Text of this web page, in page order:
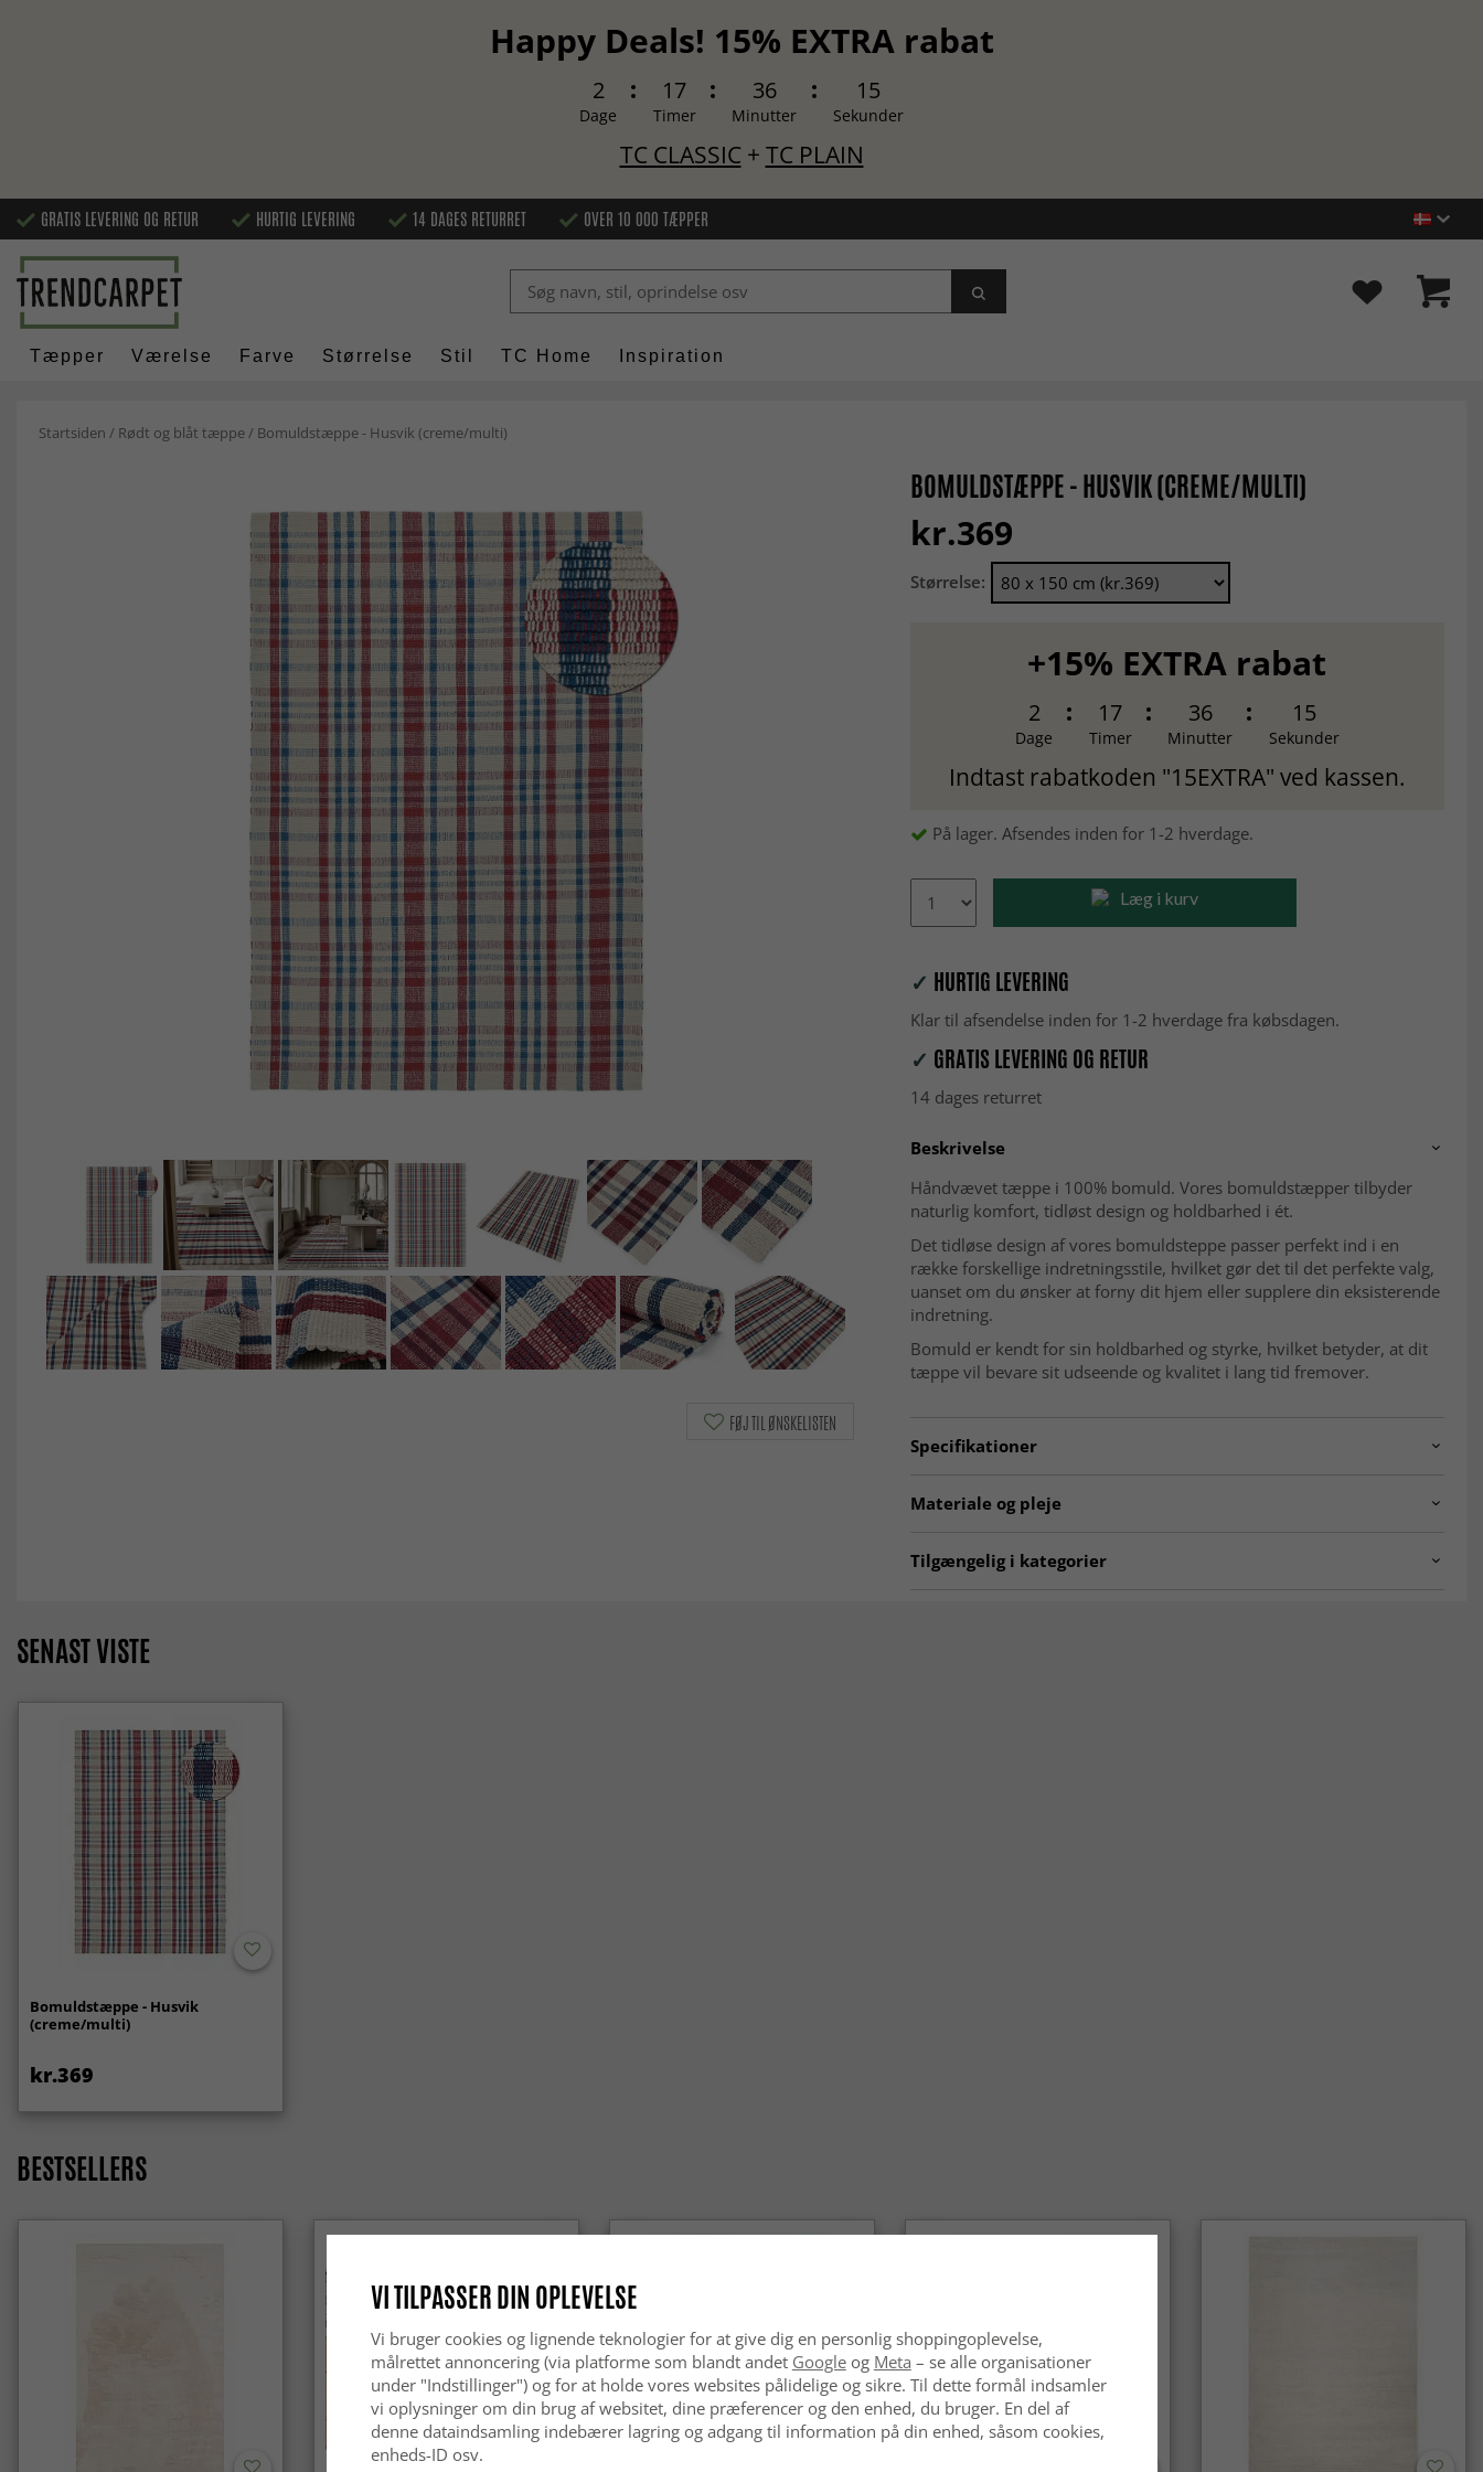
Happy Deals! 15% EXTRA rabat
2
Dage
17
Timer
36
Minutter
14
Sekunder
TC CLASSIC+ TC PLAIN
GRATIS LEVERING OG RETUR HURTIG LEVERING 14 DAGES RETURRET OVER 10 000 TÆPPER
Tæpper Værelse Farve Størrelse Stil TC Home Inspiration
Startsiden / Rødt og blåt tæppe/ Bomuldstæppe - Husvik (creme/multi)
BOMULDSTÆPPE - HUSVIK (CREME/MULTI)
kr.369
Størrelse:
+15% EXTRA rabat
2
Dage
17
Timer
36
Minutter
14
Sekunder
Indtast rabatkoden "15EXTRA" ved kassen.
På lager. Afsendes inden for 1-2 hverdage.
Læg i kurv
✓ HURTIG LEVERING
Klar til afsendelse inden for 1-2 hverdage fra købsdagen.
✓ GRATIS LEVERING OG RETUR
14 dages returret
Beskrivelse
Håndvævet tæppe i 100% bomuld. Vores bomuldstæpper tilbyder
naturlig komfort, tidløst design og holdbarhed i ét.
Det tidløse design af vores bomuldsteppe passer perfekt ind i en
række forskellige indretningsstile, hvilket gør det til det perfekte valg,
uanset om du ønsker at forny dit hjem eller supplere din eksisterende
indretning.
Bomuld er kendt for sin holdbarhed og styrke, hvilket betyder, at dit
tæppe vil bevare sit udseende og kvalitet i lang tid fremover.
Specifikationer
Materiale og pleje
Materiale:
100% Bomuld
Tilgængelig i kategorier
FØJ TIL ØNSKELISTEN
SENAST VISTE
Bomuldstæppe - Husvik
(creme/multi)
kr.369
BESTSELLERS
VI TILPASSER DIN OPLEVELSE
Vi bruger cookies og lignende teknologier for at give dig en personlig shoppingoplevelse,
målrettet annoncering (via platforme som blandt andet Googleog Meta – se alle organisationer
under "Indstillinger") og for at holde vores websites pålidelige og sikre. Til dette formål indsamler
vi oplysninger om din brug af websitet, dine præferencer og den enhed, du bruger. En del af
denne dataindsamling indebærer lagring og adgang til information på din enhed, såsom cookies,
enheds-ID osv.